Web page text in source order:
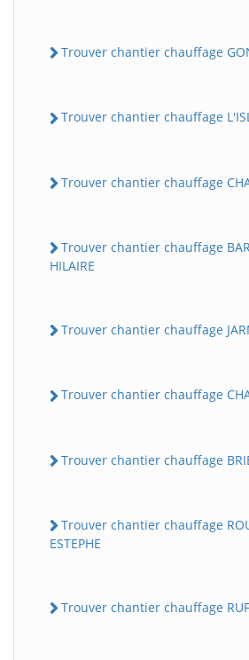
Trouver chantier chauffage
Trouver chantier chauffage
Trouver chantier chauffage
Trouver chantier chauffage
HILAIRE
Trouver chantier chauffage
Trouver chantier chauffage
Trouver chantier chauffage
Trouver chantier chauffage
ESTEPHE
Trouver chantier chauffage